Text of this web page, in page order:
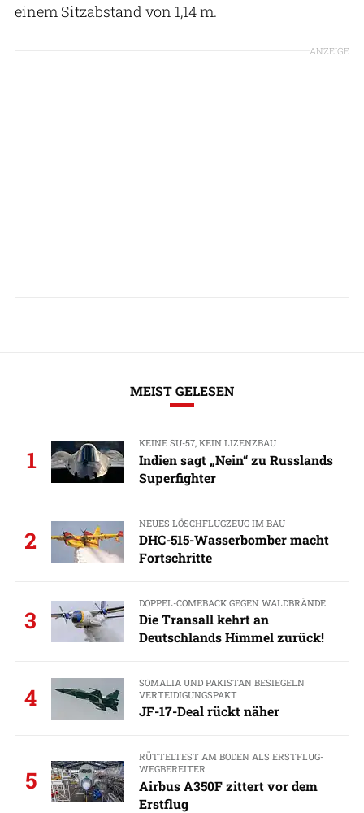
einem Sitzabstand von 1,14 m.
ANZEIGE
MEIST GELESEN
1
KEINE SU-57, KEIN LIZENZBAU
Indien sagt „Nein“ zu Russlands
Superfighter
2
NEUES LÖSCHFLUGZEUG IM BAU
DHC-515-Wasserbomber macht
Fortschritte
3
DOPPEL-COMEBACK GEGEN WALDBRÄNDE
Die Transall kehrt an
Deutschlands Himmel zurück!
4
SOMALIA UND PAKISTAN BESIEGELN
VERTEIDIGUNGSPAKT
JF-17-Deal rückt näher
5
RÜTTELTEST AM BODEN ALS ERSTFLUG-
WEGBEREITER
Airbus A350F zittert vor dem
Erstflug